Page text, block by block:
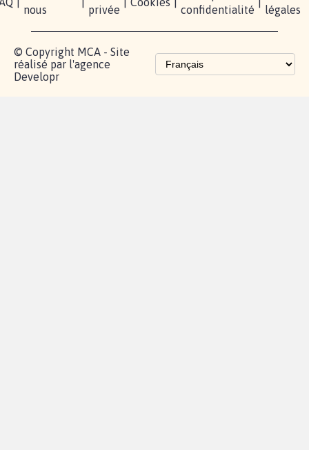
nous
privée
confidentialité
légales
© Copyright MCA - Site
réalisé par l'agence
Developr